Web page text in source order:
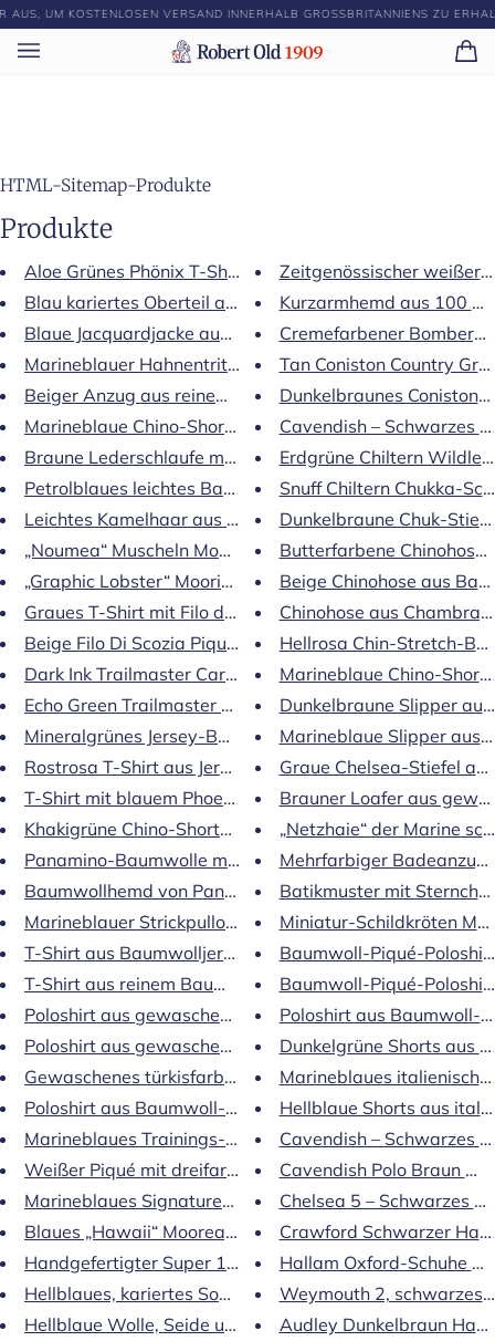
Direkt
zum
Inhalt
UM KOSTENLOSEN VERSAND INNERHALB GROSSBRITANNIENS ZU
(0)
HTML-Sitemap-Produkte
Produkte
Aloe Grünes Phönix T-Shirt
Blau kariertes Oberteil aus Wolle, Leinen und Silber …
Blaue Jacquardjacke aus 100 % Leinen mit
Marineblauer Hahnentrittmuster aus Wolle, Seide und …
Beiger Anzug aus reinem Leinen
Marineblaue Chino-Shorts aus Leinen
Braune Lederschlaufe mit Doppelschnalle
Petrolblaues leichtes Baumwolltuch aus reiner
Leichtes Kamelhaar aus reiner Baumwolle ...
„Noumea“ Muscheln Moorea Schwi...
„Graphic Lobster“ Moorise Schwimm...
Graues T-Shirt mit Filo di Scozia-Print
Beige Filo Di Scozia Piqué Pol...
Dark Ink Trailmaster Cargo-Hosen …
Echo Green Trailmaster Cargo T...
Mineralgrünes Jersey-Baumwoll-T-Shirt …
Rostrosa T-Shirt aus Jersey-Baumwolle …
T-Shirt mit blauem Phoenix-Print
Khakigrüne Chino-Shorts aus Leinen
Panamino-Baumwolle mit Farndruck...
Baumwollhemd von Panamino mit Blumenmuster
Marineblauer Strickpullover aus Pima-Baumwolle
T-Shirt aus Baumwolljersey in Jeansblau …
T-Shirt aus reinem Baumwolljersey in Mandel...
Poloshirt aus gewaschenem Baumwoll-Piqué in Grün...
Poloshirt aus gewaschenem orangefarbenem
Gewaschenes türkisfarbenes Baumwoll-Piqué …
Poloshirt aus Baumwoll-Piqué in Marineblau
Marineblaues Trainings-Sweatshirt mit Reißverschluss
Weißer Piqué mit dreifarbigen Details...
Marineblaues Signature-Sweatshirt aus Baumwolle
Blaues „Hawaii“ Moorea, wasserfest …
Handgefertigter Super 16-Stoff aus marineblauer Wolle
Hellblaues, kariertes Sommer-Wolls...
Hellblaue Wolle, Seide und Leinen …
Zeitgenössischer weißer
Kurzarmhemd aus 100
Cremefarbener
Tan Coniston Country
Dunkelbraunes Coniston-
Cavendish – Schwarzes
Erdgrüne Chiltern
Snuff Chiltern Chukka-
Dunkelbraune Chuk-
Butterfarbene Chinohose
Beige Chinohose aus
Chinohose aus
Hellrosa Chin-Stretch-
Marineblaue Chino-
Dunkelbraune Slipper
Marineblaue Slipper aus
Graue Chelsea-Stiefel
Brauner Loafer aus
„Netzhaie“ der Marine
Mehrfarbiger Badeanzug
Batikmuster mit
Miniatur-Schildkröten
Baumwoll-Piqué-
Baumwoll-Piqué-
Poloshirt aus Baumwoll-
Dunkelgrüne Shorts aus
Marineblaues
Hellblaue Shorts aus
Cavendish – Schwarzes
Cavendish Polo Braun
Chelsea 5 – Schwarzes
Crawford Schwarzer
Hallam Oxford-Schuhe
Weymouth 2, schwarzes
Audley Dunkelbraun